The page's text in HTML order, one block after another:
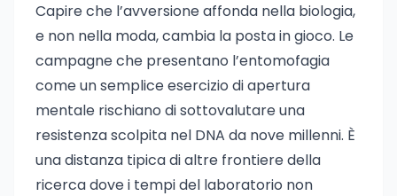
Capire che l’avversione affonda nella biologia,
e non nella moda, cambia la posta in gioco. Le
campagne che presentano l’entomofagia
come un semplice esercizio di apertura
mentale rischiano di sottovalutare una
resistenza scolpita nel DNA da nove millenni. È
una distanza tipica di altre frontiere della
ricerca dove i tempi del laboratorio non